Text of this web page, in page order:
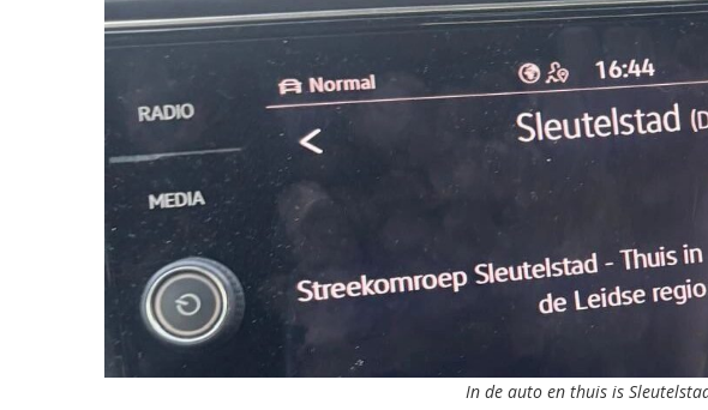
In de auto en thuis is